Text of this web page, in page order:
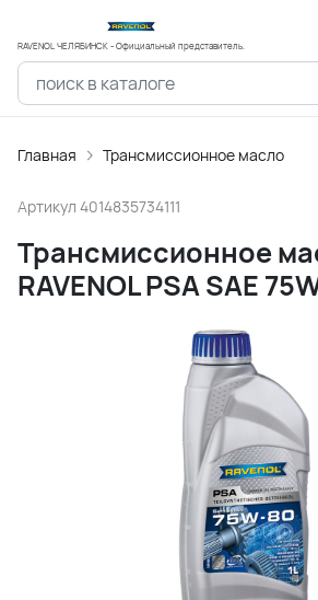
RAVENOL ЧЕЛЯБИНСК - Официальный представитель.
Главная Трансмиссионное масло
Артикул 4014835734111
Трансмиссионное
RAVENOL PSA SAE